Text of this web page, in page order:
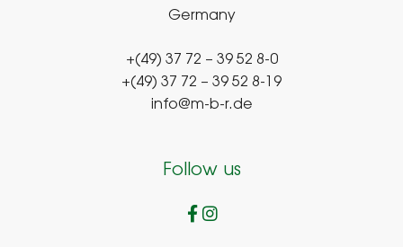
Germany
+(49) 37 72 – 39 52 8-0
+(49) 37 72 – 39 52 8-19
info@m-b-r.de
Follow us